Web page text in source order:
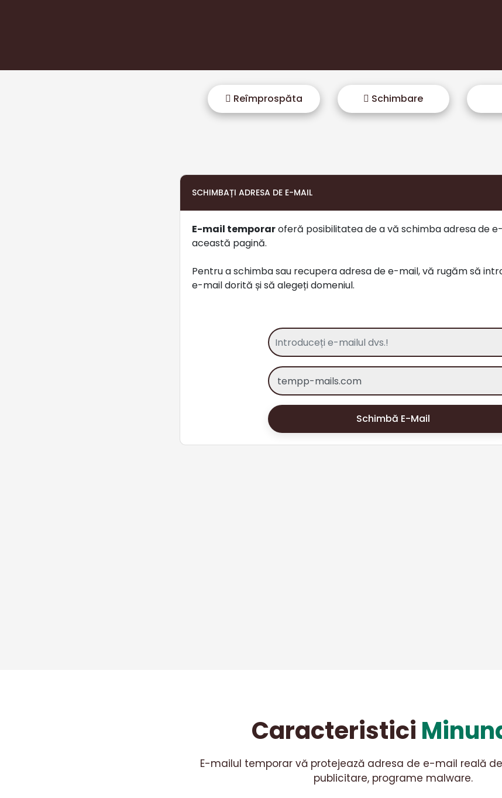
Reîmprospăta Schimbare
SCHIMBAȚI ADRESA DE E-MAIL
E-mail temporaroferă posibilitatea de a vă schimba adresa de
această pagină.
Pentru a schimba sau recupera adresa de e-mail, vă rugăm să
e-mail dorită și să alegeți domeniul.
Schimbă E-Mail
Caracteristici
E-mailul temporar vă protejează adresa de e-mail reală
publicitare, programe malware.